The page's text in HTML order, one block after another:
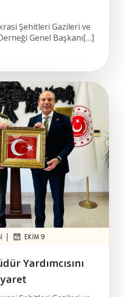
Şehitleri Gazileri ve
Genel Başkanı[…]
| EKIM 9
Yardımcısını